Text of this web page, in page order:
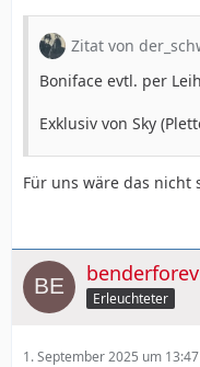
auf einen
Glücklich ist, wer
Zitat von
Boniface evtl. per
Exklusiv von Sky
Für uns wäre das nicht
Erleuchteter
1. September 2025 um 13:47